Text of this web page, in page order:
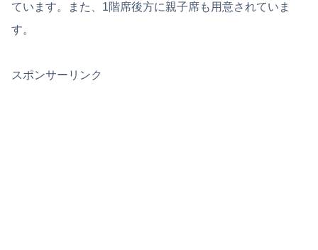
ています。また、1階席後方に親子席も用意されていま
す。
スポンサーリンク